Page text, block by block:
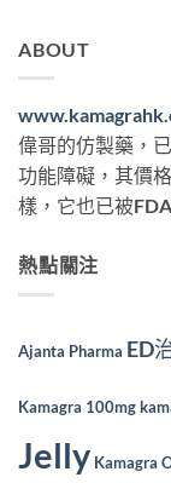
ABOUT
偉哥的仿製藥，
功能障礙，其價
樣，它也已被
熱點關注
Ajanta Pharma ED
Kamagra 100mg
Jelly Kamagra